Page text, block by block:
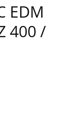
EDM
400 /